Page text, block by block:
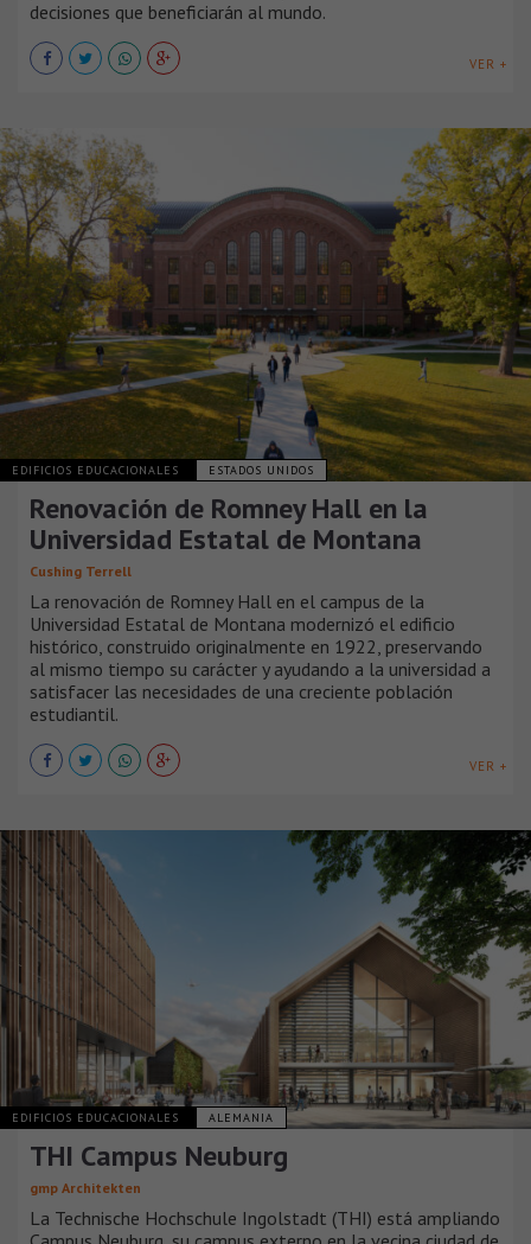
decisiones que beneficiarán al mundo.
VER +
EDIFICIOS EDUCACIONALES ESTADOS UNIDOS
Renovación de Romney Hall en la
Universidad Estatal de Montana
Cushing Terrell
La renovación de Romney Hall en el campus de la
Universidad Estatal de Montana modernizó el edificio
histórico, construido originalmente en 1922, preservando
al mismo tiempo su carácter y ayudando a la universidad a
satisfacer las necesidades de una creciente población
estudiantil.
VER +
EDIFICIOS EDUCACIONALES ALEMANIA
THI Campus Neuburg
gmp Architekten
La Technische Hochschule Ingolstadt (THI) está ampliando